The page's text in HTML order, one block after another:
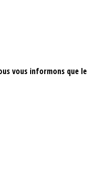
vous informons que le